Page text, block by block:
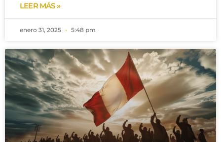
LEER MÁS »
enero 31, 2025 5:48 pm